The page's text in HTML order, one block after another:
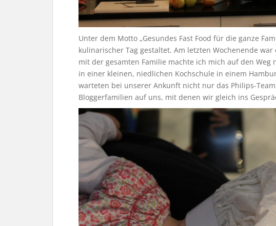
Unter dem Motto „Gesundes Fast Food für die ganze
kulinarischer Tag gestaltet. Am letzten Wochenende
mit der gesamten Familie machte ich mich auf den Weg
in einer kleinen, niedlichen Kochschule in einem
warteten bei unserer Ankunft nicht nur das Philips-
Bloggerfamilien auf uns, mit denen wir gleich ins